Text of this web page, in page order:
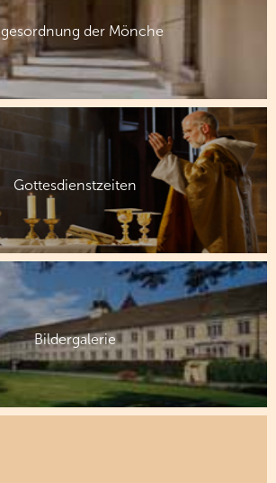
der Mönche
Gottesdienstzeiten
Bildergalerie